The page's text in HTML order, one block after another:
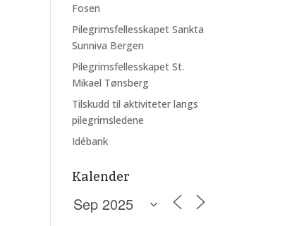
Outlook Live
Fosen
Pilegrimsfellesskapet Sankta
Sunniva Bergen
Pilegrimsfellesskapet St.
Mikael Tønsberg
Tilskudd til aktiviteter langs
pilegrimsledene
Idébank
Kalender